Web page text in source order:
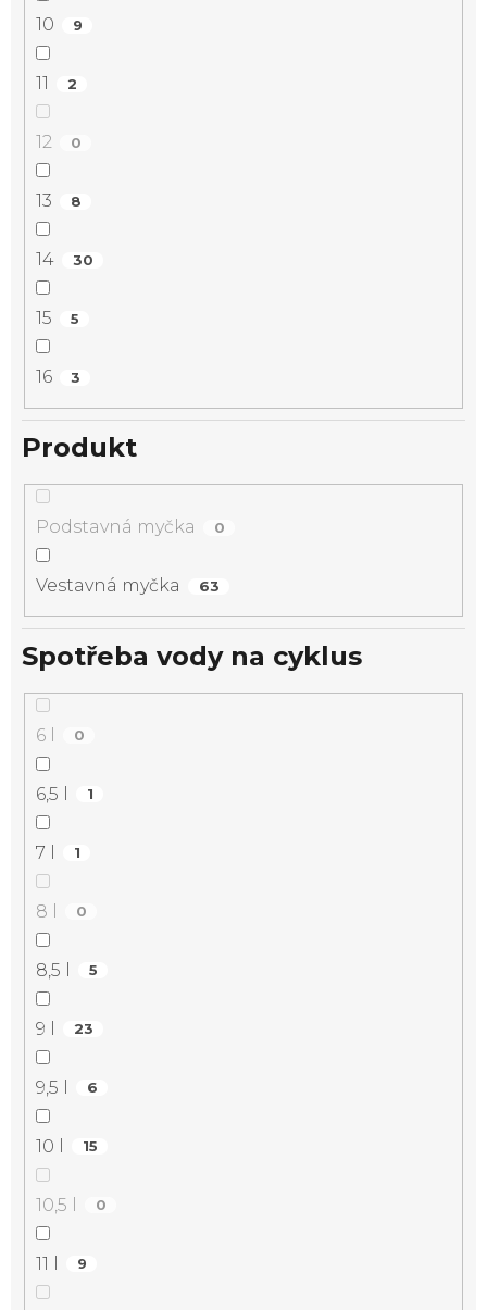
10 9
11 2
12 0
13 8
14 30
15 5
16 3
Produkt
Podstavná myčka 0
Vestavná myčka 63
Spotřeba vody na cyklus
6 l 0
6,5 l 1
7 l 1
8 l 0
8,5 l 5
9 l 23
9,5 l 6
10 l 15
10,5 l 0
11 l 9